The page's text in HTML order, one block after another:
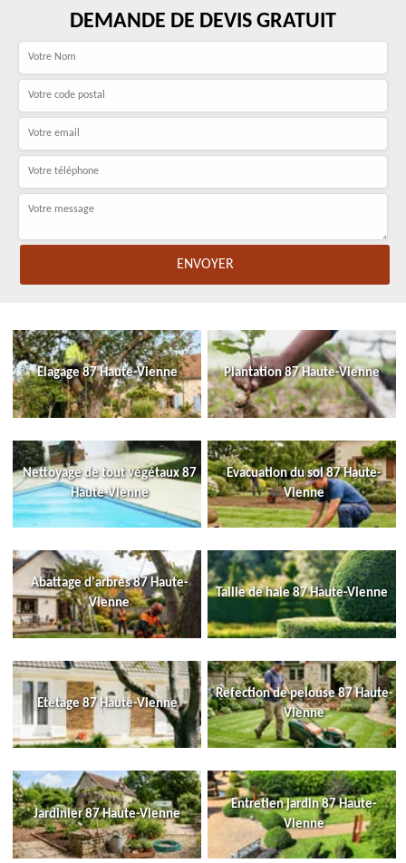
DEMANDE DE DEVIS GRATUIT
Elagage 87 Haute-Vienne Plantation 87 Haute-Vienne
Nettoyage de tout végétaux 87
Haute-Vienne
Evacuation du sol 87 Haute-
Vienne
Abattage d'arbres 87 Haute-
Vienne
Taille de haie 87 Haute-Vienne
Etetage 87 Haute-Vienne
Refection de pelouse 87 Haute-
Vienne
Jardinier 87 Haute-Vienne
Entretien jardin 87 Haute-
Vienne